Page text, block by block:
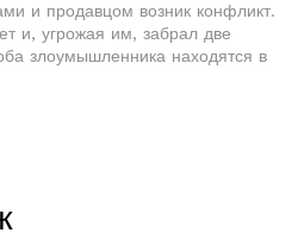
и продавцом возник конфликт.
и, угрожая им, забрал две
злоумышленника находятся в